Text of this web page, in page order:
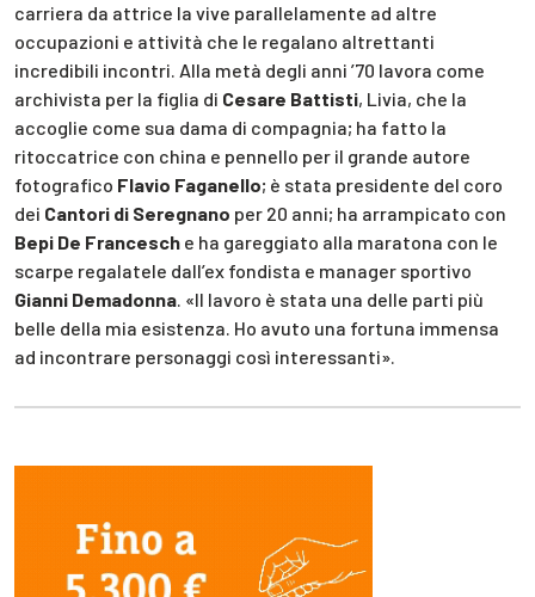
carriera da attrice la vive parallelamente ad altre
occupazioni e attività che le regalano altrettanti
incredibili incontri. Alla metà degli anni ’70 lavora come
archivista per la figlia di Cesare Battisti, Livia, che la
accoglie come sua dama di compagnia; ha fatto la
ritoccatrice con china e pennello per il grande autore
fotografico Flavio Faganello; è stata presidente del coro
dei Cantori di Seregnano per 20 anni; ha arrampicato con
Bepi De Francesch e ha gareggiato alla maratona con le
scarpe regalatele dall’ex fondista e manager sportivo
Gianni Demadonna. «Il lavoro è stata una delle parti più
belle della mia esistenza. Ho avuto una fortuna immensa
ad incontrare personaggi così interessanti».